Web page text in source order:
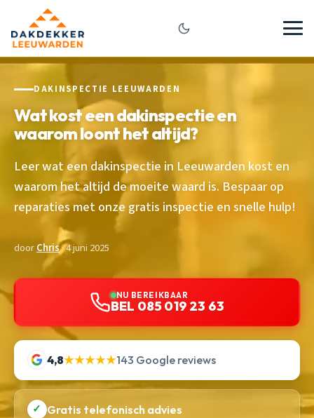
DAKINSPECTIE LEEUWARDEN
Wat kost een dakinspectie en
waarom loont het altijd?
Leer wat een dakinspectie in Leeuwarden kost en
waarom het altijd de moeite waard is. Bespaar op
reparaties met onze gratis inspectie en snelle hulp!
doorChris· 4 juni 2025
NU BEREIKBAAR
BEL 085 019 23 63
4,8★★★★★143 Google reviews
✓ Gratis telefonisch advies